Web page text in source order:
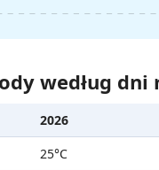
według dni
2026
25°C